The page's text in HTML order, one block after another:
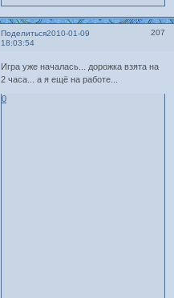
Поделиться 207
2010-01-09
18:03:54
Игра уже началась... дорожка взята на
2 часа... а я ещё на работе...
0